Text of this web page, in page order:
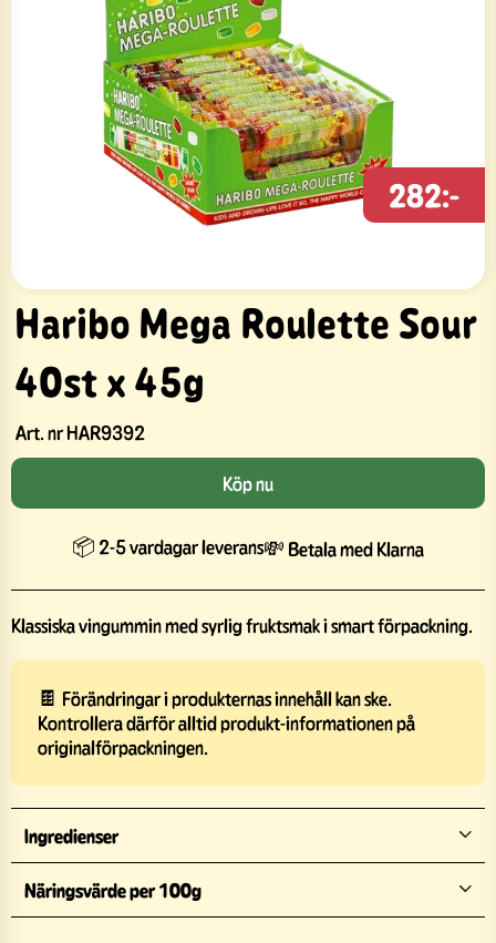
Haribo Mega Roulette Sour
40st x 45g
Art. nrHAR9392
282:-
Köp nu
📦 2-5 vardagar leverans💸 Betala med Klarna
Klassiska vingummin med syrlig fruktsmak i smart förpackning.
🍫 Förändringar i produkternas innehåll kan ske.
Kontrollera därför alltid produkt-informationen på
originalförpackningen.
Ingredienser
Näringsvärde per 100g